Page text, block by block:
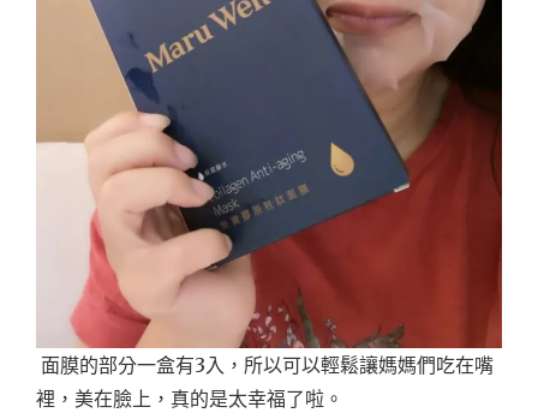
面膜的部分一盒有3入，所以可以輕鬆讓媽媽們吃在嘴
裡，美在臉上，真的是太幸福了啦。